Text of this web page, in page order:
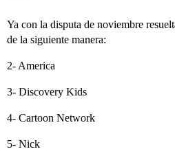
Ya con la disputa de noviembre
de la siguiente manera:
2- America
3- Discovery Kids
4- Cartoon Network
5- Nick